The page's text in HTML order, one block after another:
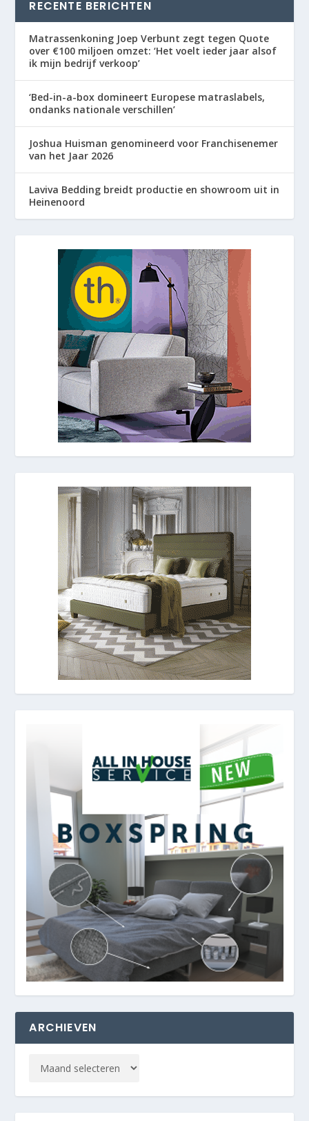
RECENTE BERICHTEN
Matrassenkoning Joep Verbunt zegt tegen Quote
over €100 miljoen omzet: ‘Het voelt ieder jaar alsof
ik mijn bedrijf verkoop’
‘Bed-in-a-box domineert Europese matraslabels,
ondanks nationale verschillen’
Joshua Huisman genomineerd voor Franchisenemer
van het Jaar 2026
Laviva Bedding breidt productie en showroom uit in
Heinenoord
ARCHIEVEN